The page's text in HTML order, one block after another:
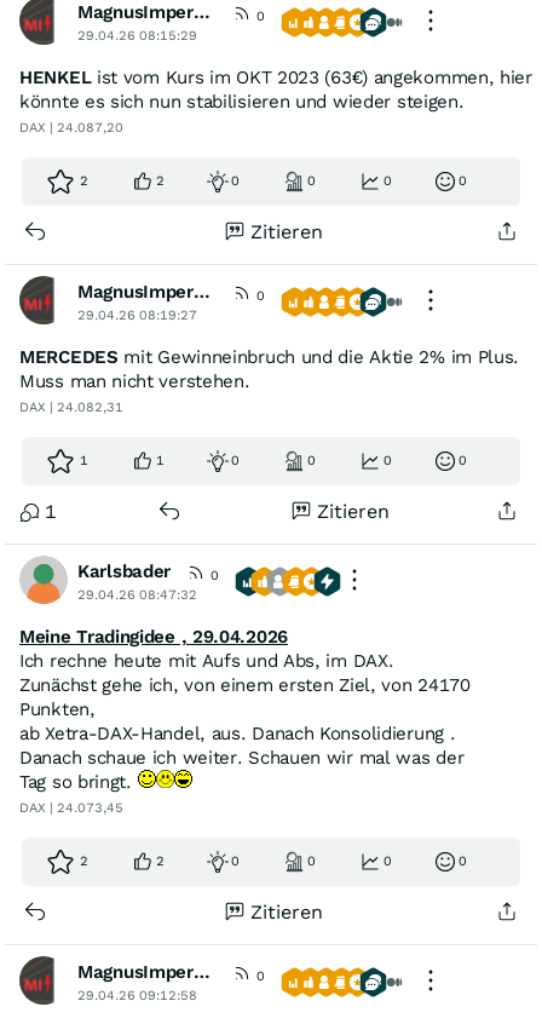
MagnusImperata
0
29.04.26 08:15:29
HENKEList vom Kurs im OKT 2023 (63€) angekommen, hier
könnte es sich nun stabilisieren und wieder steigen.
DAX | 24.087,20
2 2 0 0 0 0
Zitieren
MagnusImperata
0
29.04.26 08:19:27
MERCEDES mit Gewinneinbruch und die Aktie 2% im Plus.
Muss man nicht verstehen.
DAX | 24.082,31
1 1 0 0 0 0
1 Zitieren
Karlsbader
0
29.04.26 08:47:32
Meine Tradingidee , 29.04.2026
Ich rechne heute mit Aufs und Abs, im DAX.
Zunächst gehe ich, von einem ersten Ziel, von 24170
Punkten,
ab Xetra-DAX-Handel, aus. Danach Konsolidierung .
Danach schaue ich weiter. Schauen wir mal was der
Tag so bringt.
DAX | 24.073,45
2 2 0 0 0 0
Zitieren
MagnusImperata
0
29.04.26 09:12:58